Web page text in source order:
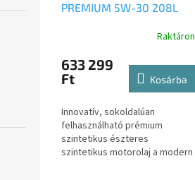
PREMIUM 5W-30 208L
Raktáron
633 299
Ft
Kosárba
Innovatív, sokoldalúan
felhasználható prémium
szintetikus észteres
szintetikus motorolaj a modern